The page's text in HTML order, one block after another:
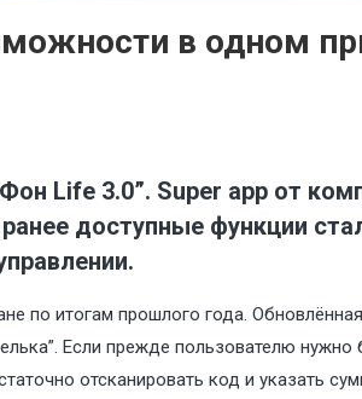
в одном
Life 3.0”. Super app от
доступные функции
по итогам прошлого года.
Если прежде пользователю нужно
отсканировать код и указать